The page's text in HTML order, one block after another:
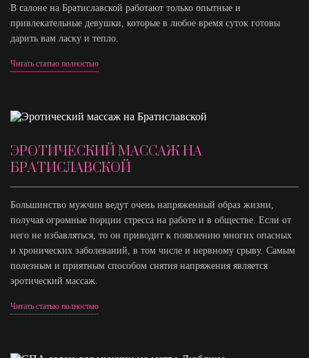
В салоне на Братиславской работают только опытные и
привлекательные девушки, которые в любое время суток готовы
дарить вам ласку и тепло.
Читать статью полностью
ЭРОТИЧЕСКИЙ МАССАЖ НА
БРАТИСЛАВСКОЙ
Большинство мужчин ведут очень напряженный образ жизни,
получая огромные порции стресса на работе и в обществе. Если от
него не избавляться, то он приводит к появлению многих опасных
и хронических заболеваний, в том числе и нервному срыву. Самым
полезным и приятным способом снятия напряжения является
эротический массаж.
Читать статью полностью